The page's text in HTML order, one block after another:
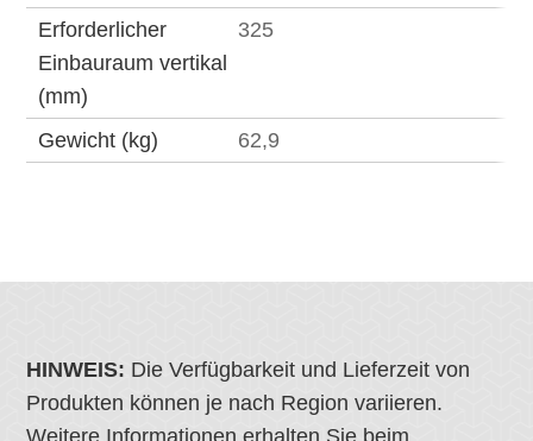
Erforderlicher
Einbauraum vertikal
(mm)
325
Gewicht (kg) 62,9
HINWEIS: Die Verfügbarkeit und Lieferzeit von
Produkten können je nach Region variieren.